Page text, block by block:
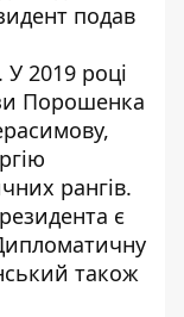
подав
2019 році
Порошенка
рангів.
є
також